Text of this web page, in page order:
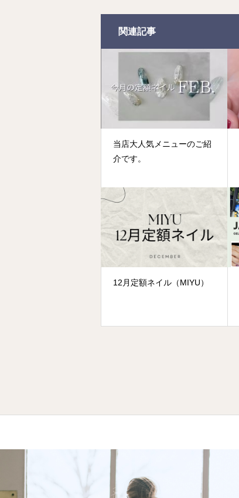
関連記事
当店大人気メニューのご紹
介です。
12月定額ネイル（MIYU）